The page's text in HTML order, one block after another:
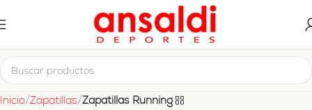
Inicio Zapatillas Zapatillas Running